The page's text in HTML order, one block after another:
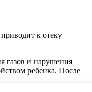
к отеку
газов и нарушения
ребенка. После